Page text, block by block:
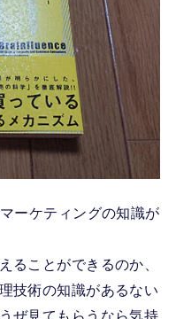
ーケティングの知識が
ることができるのか、
技術の知識があるない
ぜ見てもらうなら気持